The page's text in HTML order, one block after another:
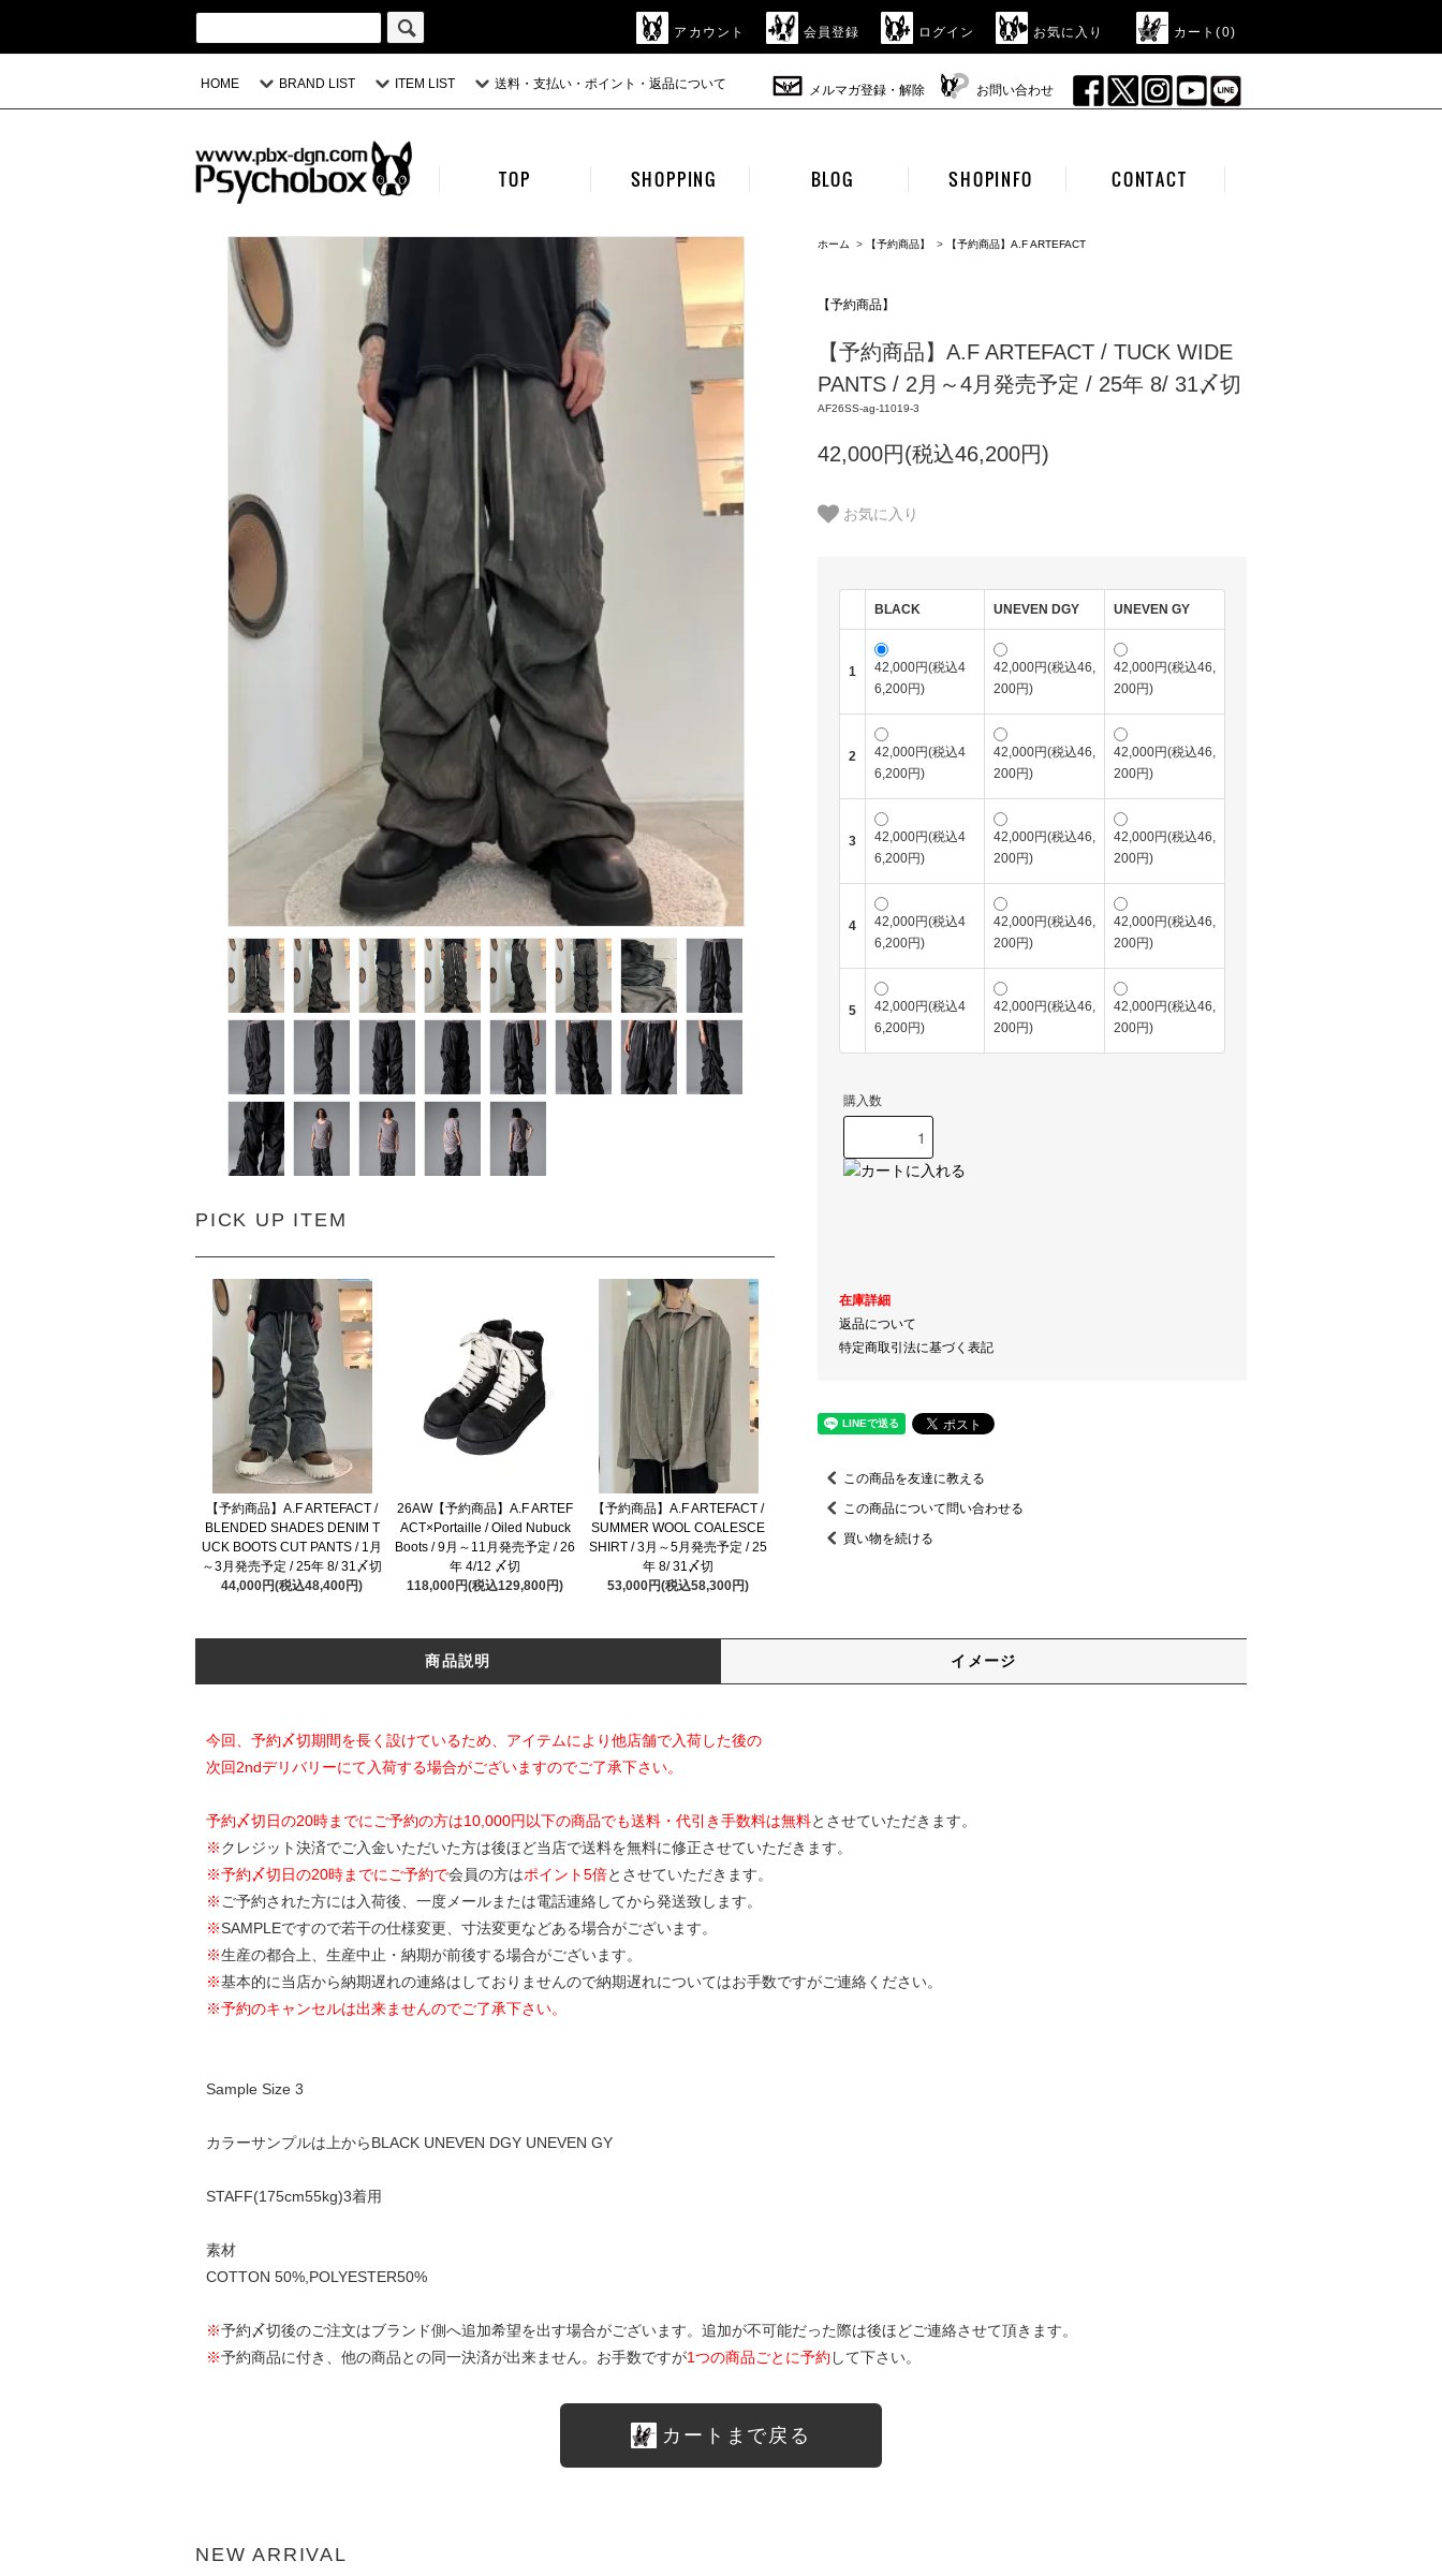
アカウント 会員登録 ログイン お気に入り カート(0)
HOME BRAND LIST ITEM LIST 送料・支払い・ポイント・返品について メルマガ登録・解除 お問い合わせ
TOP SHOPPING BLOG SHOPINFO CONTACT
PICK UP ITEM
【予約商品】A.F ARTEFACT /
BLENDED SHADES DENIM T
UCK BOOTS CUT PANTS / 1月
～3月発売予定 / 25年 8/ 31〆切
44,000円(税込48,400円)
26AW【予約商品】A.F ARTEF
ACT×Portaille / Oiled Nubuck
Boots / 9月～11月発売予定 / 26
年 4/12 〆切
118,000円(税込129,800円)
【予約商品】A.F ARTEFACT /
SUMMER WOOL COALESCE
SHIRT / 3月～5月発売予定 / 25
年 8/ 31〆切
53,000円(税込58,300円)
ホーム > 【予約商品】 > 【予約商品】A.F ARTEFACT
【予約商品】
【予約商品】A.F ARTEFACT / TUCK WIDE
PANTS / 2月～4月発売予定 / 25年 8/ 31〆切
AF26SS-ag-11019-3
42,000円(税込46,200円)
お気に入り
BLACK UNEVEN DGY UNEVEN GY
1
42,000円(税込4
6,200円)
42,000円(税込46,
200円)
42,000円(税込46,
200円)
2
42,000円(税込4
6,200円)
42,000円(税込46,
200円)
42,000円(税込46,
200円)
3
42,000円(税込4
6,200円)
42,000円(税込46,
200円)
42,000円(税込46,
200円)
4
42,000円(税込4
6,200円)
42,000円(税込46,
200円)
42,000円(税込46,
200円)
5
42,000円(税込4
6,200円)
42,000円(税込46,
200円)
42,000円(税込46,
200円)
購入数
在庫詳細
返品について
特定商取引法に基づく表記
この商品を友達に教える
この商品について問い合わせる
買い物を続ける
商品説明 イメージ
今回、予約〆切期間を長く設けているため、アイテムにより他店舗で入荷した後の
次回2ndデリバリーにて入荷する場合がございますのでご了承下さい。
予約〆切日の20時までにご予約の方は10,000円以下の商品でも送料・代引き手数料は無料とさせていただきます。
※クレジット決済でご入金いただいた方は後ほど当店で送料を無料に修正させていただきます。
※予約〆切日の20時までにご予約で会員の方はポイント5倍とさせていただきます。
※ ご予約された方には入荷後、一度メールまたは電話連絡してから発送致します。
※SAMPLEですので若干の仕様変更、寸法変更などある場合がございます。
※生産の都合上、生産中止・納期が前後する場合がございます。
※基本的に当店から納期遅れの連絡はしておりませんので納期遅れについてはお手数ですがご連絡ください。
※予約のキャンセルは出来ませんのでご了承下さい。
Sample Size 3
カラーサンプルは上からBLACK UNEVEN DGY UNEVEN GY
STAFF(175cm55kg)3着用
素材
COTTON 50%,POLYESTER50%
※予約〆切後のご注文はブランド側へ追加希望を出す場合がございます。追加が不可能だった際は後ほどご連絡させて頂きます。
※予約商品に付き、他の商品との同一決済が出来ません。お手数ですが1つの商品ごとに予約 して下さい。
カートまで戻る
NEW ARRIVAL